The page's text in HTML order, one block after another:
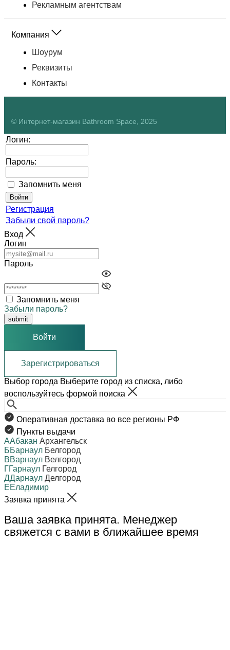
Рекламным агентствам
Компания
Шоурум
Реквизиты
Контакты
© Интернет-магазин Bathroom Space, 2025
Логин:
Пароль:
Запомнить меня
Регистрация
Забыли свой пароль?
Вход
Логин
Пароль
Запомнить меня
Забыли пароль?
Войти
Зарегистрироваться
Выбор города Выберите город из списка, либо
воспользуйтесь формой поиска
Оперативная доставка во все регионы РФ
Пункты выдачи
ААбакан Архангельск
ББарнаул Белгород
ВВарнаул Велгород
ГГарнаул Гелгород
ДДарнаул Делгород
ЕЕладимир
Заявка принята
Ваша заявка принята. Менеджер
свяжется с вами в ближайшее время